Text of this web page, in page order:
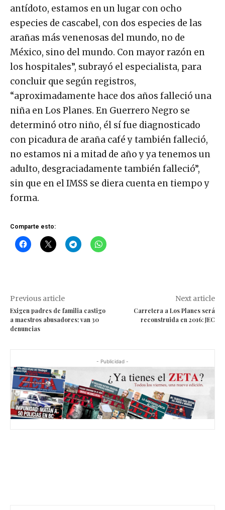
antídoto, estamos en un lugar con ocho
especies de cascabel, con dos especies de las
arañas más venenosas del mundo, no de
México, sino del mundo. Con mayor razón en
los hospitales”, subrayó el especialista, para
concluir que según registros,
“aproximadamente hace dos años falleció una
niña en Los Planes. En Guerrero Negro se
determinó otro niño, él sí fue diagnosticado
con picadura de araña café y también falleció,
no estamos ni a mitad de año y ya tenemos un
adulto, desgraciadamente también falleció”,
sin que en el IMSS se diera cuenta en tiempo y
forma.
Comparte esto:
Previous article
Exigen padres de familia castigo
a maestros abusadores; van 30
denuncias
Next article
Carretera a Los Planes será
reconstruida en 2016: JEC
- Publicidad -